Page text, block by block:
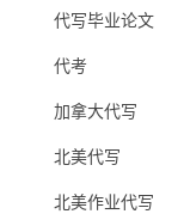
代写毕业论文
代考
加拿大代写
北美代写
北美作业代写